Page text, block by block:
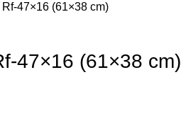
47×16 (61×38 cm)
47×16 (61×38 cm)